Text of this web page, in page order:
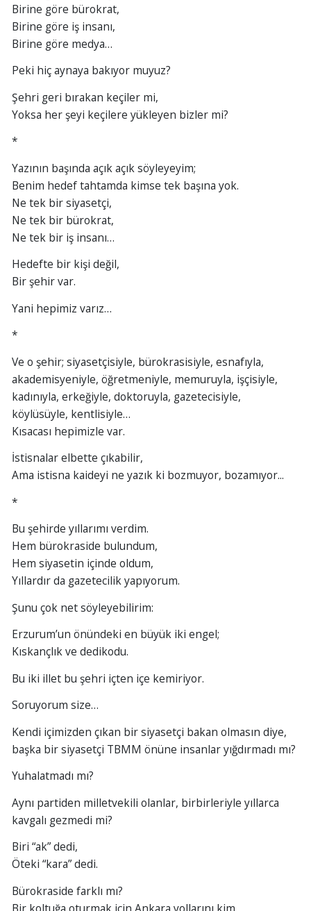
Birine göre bürokrat,
Birine göre iş insanı,
Birine göre medya…
Peki hiç aynaya bakıyor muyuz?
Şehri geri bırakan keçiler mi,
Yoksa her şeyi keçilere yükleyen bizler mi?
*
Yazının başında açık açık söyleyeyim;
Benim hedef tahtamda kimse tek başına yok.
Ne tek bir siyasetçi,
Ne tek bir bürokrat,
Ne tek bir iş insanı…
Hedefte bir kişi değil,
Bir şehir var.
Yani hepimiz varız…
*
Ve o şehir; siyasetçisiyle, bürokrasisiyle, esnafıyla,
akademisyeniyle, öğretmeniyle, memuruyla, işçisiyle,
kadınıyla, erkeğiyle, doktoruyla, gazetecisiyle,
köylüsüyle, kentlisiyle…
Kısacası hepimizle var.
İstisnalar elbette çıkabilir,
Ama istisna kaideyi ne yazık ki bozmuyor, bozamıyor...
*
Bu şehirde yıllarımı verdim.
Hem bürokraside bulundum,
Hem siyasetin içinde oldum,
Yıllardır da gazetecilik yapıyorum.
Şunu çok net söyleyebilirim:
Erzurum’un önündeki en büyük iki engel;
Kıskançlık ve dedikodu.
Bu iki illet bu şehri içten içe kemiriyor.
Soruyorum size…
Kendi içimizden çıkan bir siyasetçi bakan olmasın diye,
başka bir siyasetçi TBMM önüne insanlar yığdırmadı mı?
Yuhalatmadı mı?
Aynı partiden milletvekili olanlar, birbirleriyle yıllarca
kavgalı gezmedi mi?
Biri “ak” dedi,
Öteki “kara” dedi.
Bürokraside farklı mı?